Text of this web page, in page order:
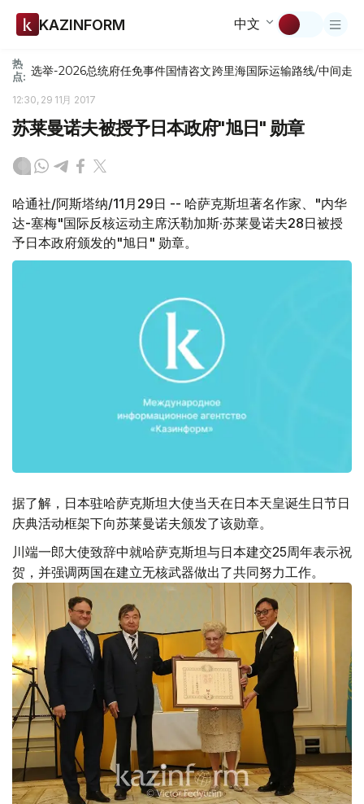
KAZINFORM 中文
热
点: 选举-2026总统府任免事件国情咨文跨里海国际运输路线/中间走廊
12:30, 29 11月 2017
苏莱曼诺夫被授予日本政府"旭日" 勋章
哈通社/阿斯塔纳/11月29日 -- 哈萨克斯坦著名作家、"内华
达-塞梅"国际反核运动主席沃勒加斯·苏莱曼诺夫28日被授
予日本政府颁发的"旭日" 勋章。
据了解，日本驻哈萨克斯坦大使当天在日本天皇诞生日节日
庆典活动框架下向苏莱曼诺夫颁发了该勋章。
川端一郎大使致辞中就哈萨克斯坦与日本建交25周年表示祝
贺，并强调两国在建立无核武器做出了共同努力工作。